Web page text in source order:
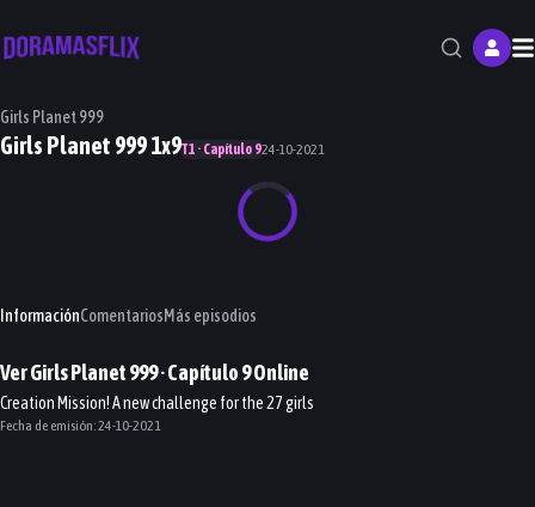
Girls Planet 999
Girls Planet 999 1x9T1 · Capítulo 924-10-2021
InformaciónComentariosMás episodios
VerGirls Planet 999· Capítulo9Online
Creation Mission! A new challenge for the 27 girls
Fecha de emisión:24-10-2021